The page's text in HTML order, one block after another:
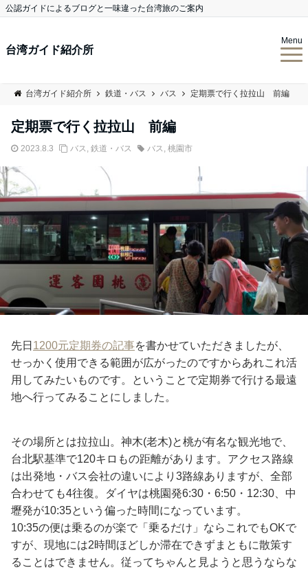
公認ガイドによるブログと一味違った台湾旅のご案内
台湾ガイド紹介所
Menu
台湾ガイド紹介所 鉄道・バス バス 定期票で行く拉拉山 前編
定期票で行く拉拉山 前編
2023.8.3 バス, 鉄道・バス バス, 桃園市
先日 1200元定期券の記事を書かせていただきましたが、
せっかく使用できる範囲が広がったのですからあれこれ活
用してみたいものです。ということで定期券で行ける最遠
地へ行ってみることにしました。
その場所とは拉拉山。神木(老木)と桃が有名な観光地で、
台北駅基準で120キロもの距離があります。アクセス路線
は出発地・バス会社の違いにより3路線ありますが、全部
合わせても4往復。ダイヤは桃園発6:30・6:50・12:30、中
壢発が10:35という偏った時間になっています。
10:35の便は乗るのが楽で「乗るだけ」ならこれでもOKで
すが、現地には2時間ほどしか滞在できずまともに散策す
ることはできません。従ってちゃんと見ようと思うならな